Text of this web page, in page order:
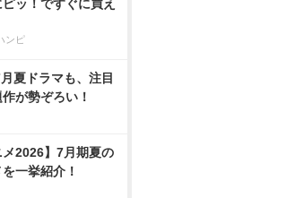
ッ！ですぐに買え
ンピ
夏ドラマも、注目
が勢ぞろい！
メ2026】7月期夏の
一挙紹介！